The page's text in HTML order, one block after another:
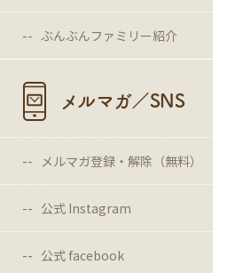
ぶんぶんファミリー紹介
メルマガ／SNS
メルマガ登録・解除（無料）
公式 Instagram
公式 facebook